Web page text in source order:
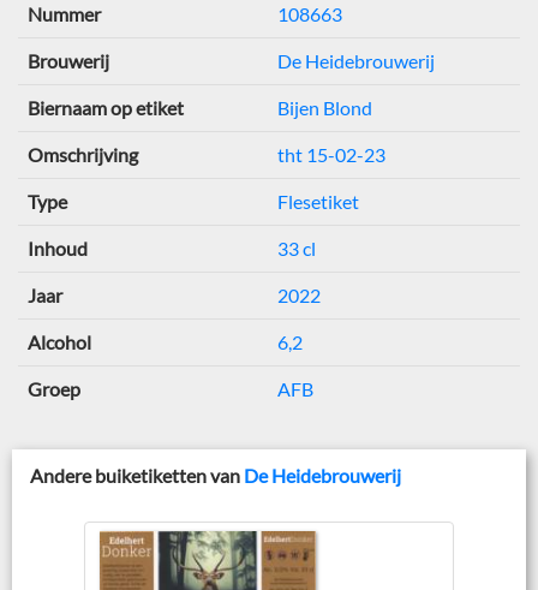
Nummer
108663
Brouwerij De Heidebrouwerij
Biernaam op etiket Bijen Blond
Omschrijving tht 15-02-23
Type Flesetiket
Inhoud 33 cl
Jaar 2022
Alcohol 6,2
Groep AFB
Andere buiketiketten van De Heidebrouwerij